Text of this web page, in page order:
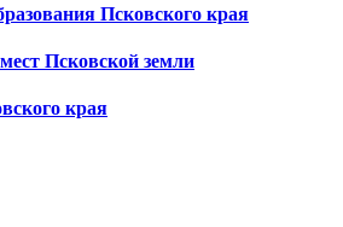
Псковского края
Псковской земли
края